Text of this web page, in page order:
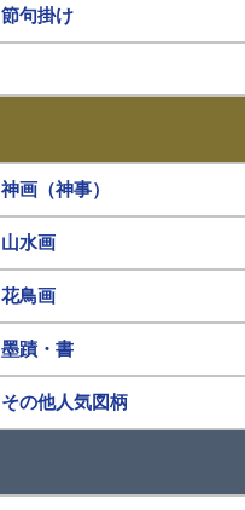
節句掛け
神画（神事）
山水画
花鳥画
墨蹟・書
その他人気図柄